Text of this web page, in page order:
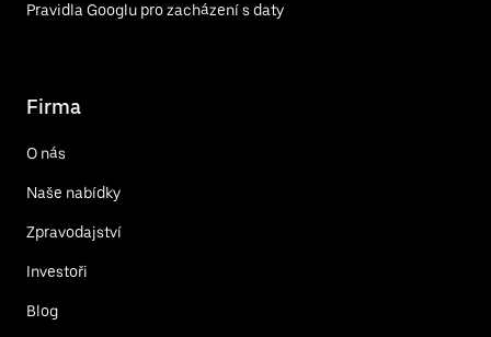
Pravidla Googlu pro zacházení s daty
Firma
O nás
Naše nabídky
Zpravodajství
Investoři
Blog